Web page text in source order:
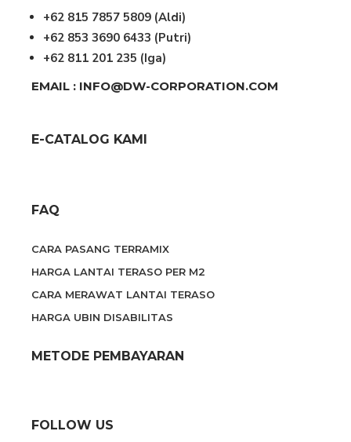
+62 815 7857 5809 (Aldi)
+62 853 3690 6433 (Putri)
+62 811 201 235 (Iga)
EMAIL : INFO@DW-CORPORATION.COM
E-CATALOG KAMI
FAQ
CARA PASANG TERRAMIX
HARGA LANTAI TERASO PER M2
CARA MERAWAT LANTAI TERASO
HARGA UBIN DISABILITAS
METODE PEMBAYARAN
FOLLOW US